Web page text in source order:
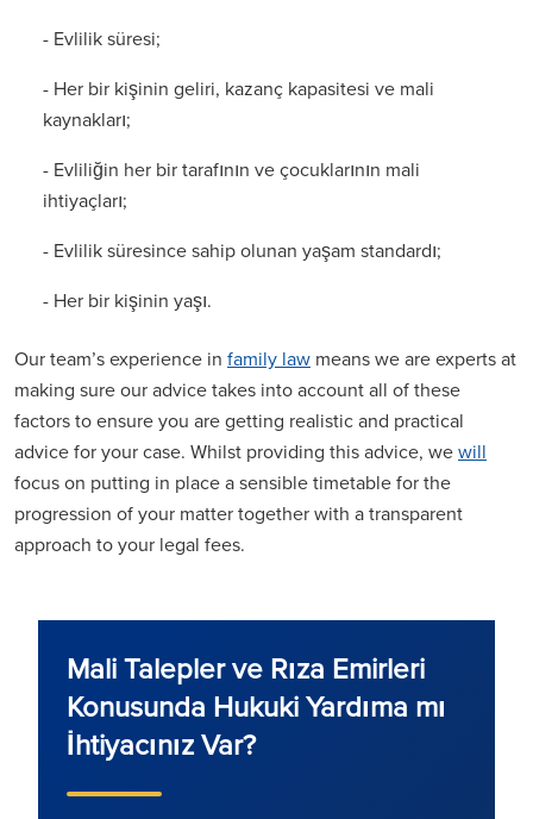
- Evlilik süresi;
- Her bir kişinin geliri, kazanç kapasitesi ve mali
kaynakları;
- Evliliğin her bir tarafının ve çocuklarının mali
ihtiyaçları;
- Evlilik süresince sahip olunan yaşam standardı;
- Her bir kişinin yaşı.
Our team’s experience in family law means we are experts at
making sure our advice takes into account all of these
factors to ensure you are getting realistic and practical
advice for your case. Whilst providing this advice, wewill
focus on putting in place a sensible timetable for the
progression of your matter together with a transparent
approach to your legal fees.
Mali Talepler ve Rıza Emirleri
Konusunda Hukuki Yardıma mı
İhtiyacınız Var?